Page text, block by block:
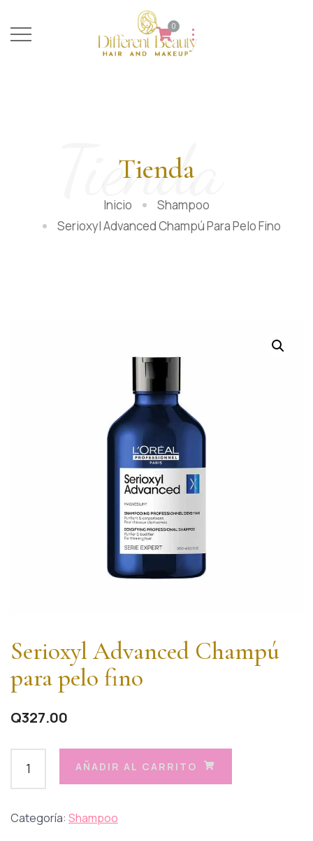
0
Tienda
Tienda
Inicio
Shampoo
Serioxyl Advanced Champú Para Pelo Fino
Serioxyl Advanced Champú
para pelo fino
Q327.00
AÑADIR AL CARRITO
Categoría: Shampoo